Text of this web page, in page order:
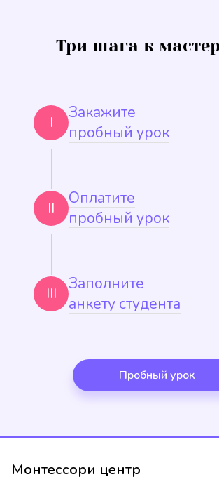
Три шага к
I
Закажите
пробный урок
II
Оплатите
пробный урок
III
Заполните
анкету студента
Пробный урок
Монтессори центр